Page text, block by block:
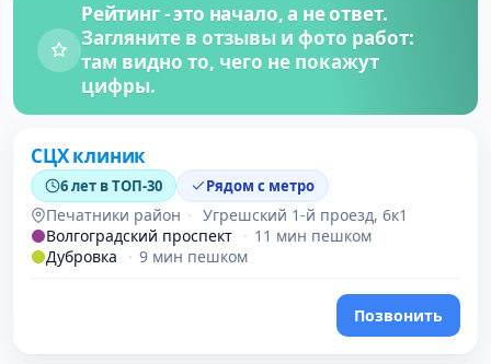
Рейтинг - это начало, а не ответ.
Загляните в отзывы и фото работ:
там видно то, чего не покажут
цифры.
СЦХ клиник
6 лет в ТОП-30 Рядом с метро
Печатники район · Угрешский 1-й проезд, 6к1
Волгоградский проспект · 11 мин пешком
Дубровка
· 9 мин пешком
Позвонить